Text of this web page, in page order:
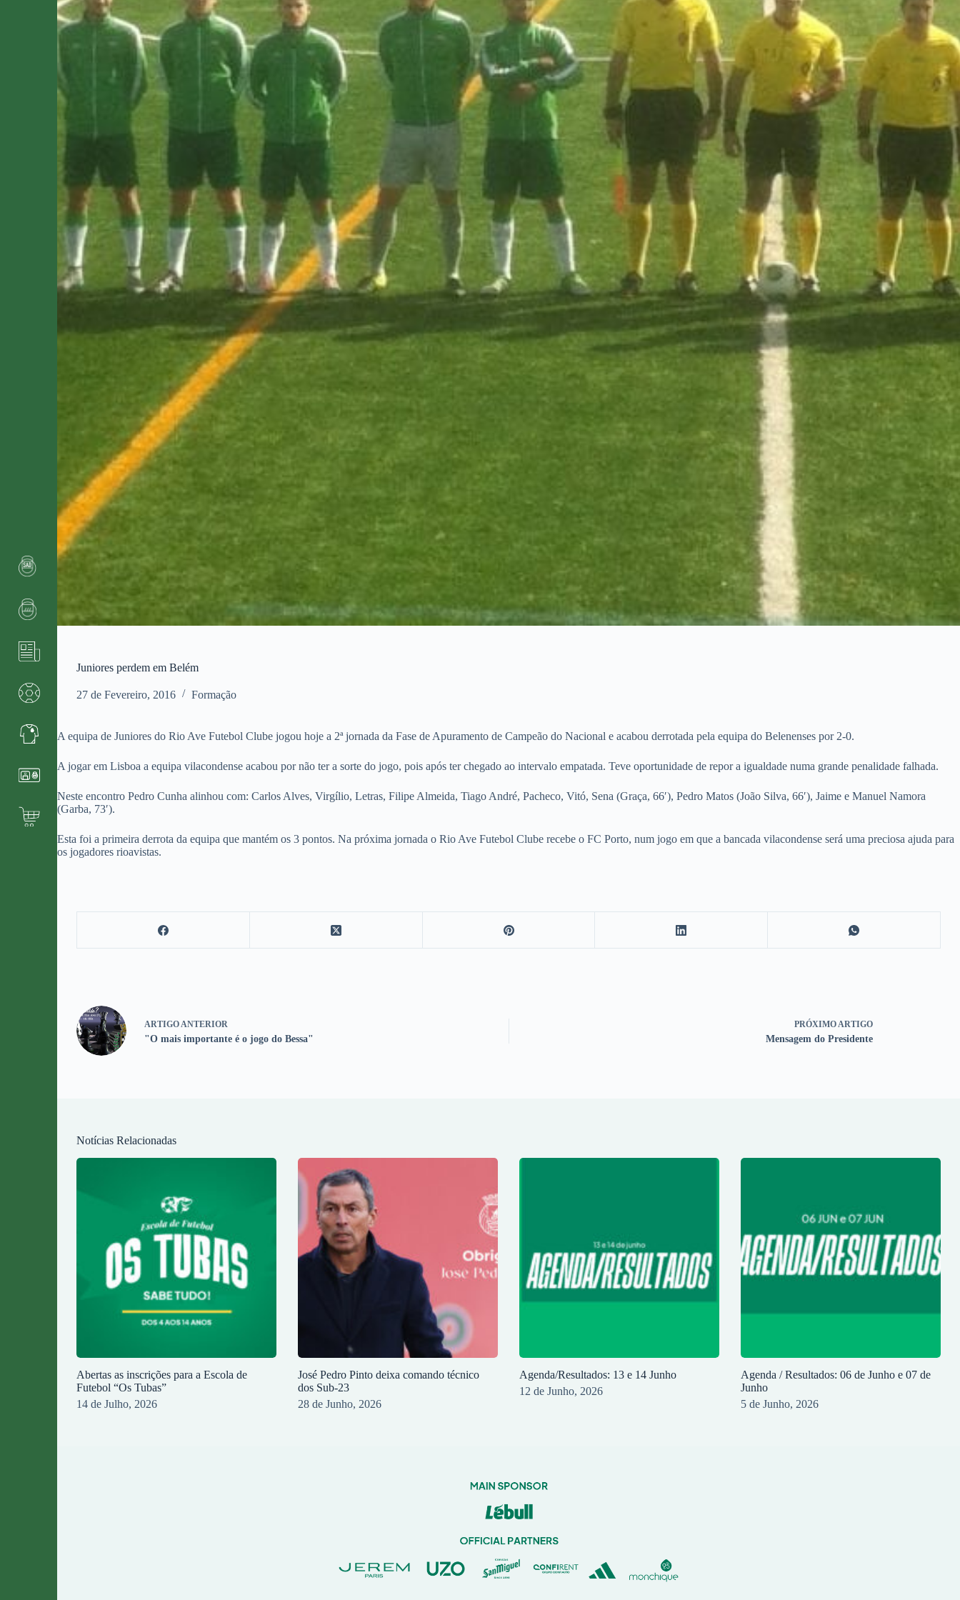
Juniores perdem em Belém
27 de Fevereiro, 2016 Formação
A equipa de Juniores do Rio Ave Futebol Clube jogou hoje a 2ª jornada da Fase de Apuramento de Campeão do Nacional e acabou derrotada pela equipa do Belenenses por 2-0.
A jogar em Lisboa a equipa vilacondense acabou por não ter a sorte do jogo, pois após ter chegado ao intervalo empatada. Teve oportunidade de repor a igualdade numa grande penalidade falhada.
Neste encontro Pedro Cunha alinhou com: Carlos Alves, Virgílio, Letras, Filipe Almeida, Tiago André, Pacheco, Vitó, Sena (Graça, 66′), Pedro Matos (João Silva, 66′), Jaime e Manuel Namora
(Garba, 73′).
Esta foi a primeira derrota da equipa que mantém os 3 pontos. Na próxima jornada o Rio Ave Futebol Clube recebe o FC Porto, num jogo em que a bancada vilacondense será uma preciosa ajuda para
os jogadores rioavistas.
ARTIGO ANTERIOR
"O mais importante é o jogo do Bessa"
PRÓXIMO ARTIGO
Mensagem do Presidente
Notícias Relacionadas
Abertas as inscrições para a Escola de
Futebol “Os Tubas”
14 de Julho, 2026
José Pedro Pinto deixa comando técnico
dos Sub-23
28 de Junho, 2026
Agenda/Resultados: 13 e 14 Junho
12 de Junho, 2026
Agenda / Resultados: 06 de Junho e 07 de
Junho
5 de Junho, 2026